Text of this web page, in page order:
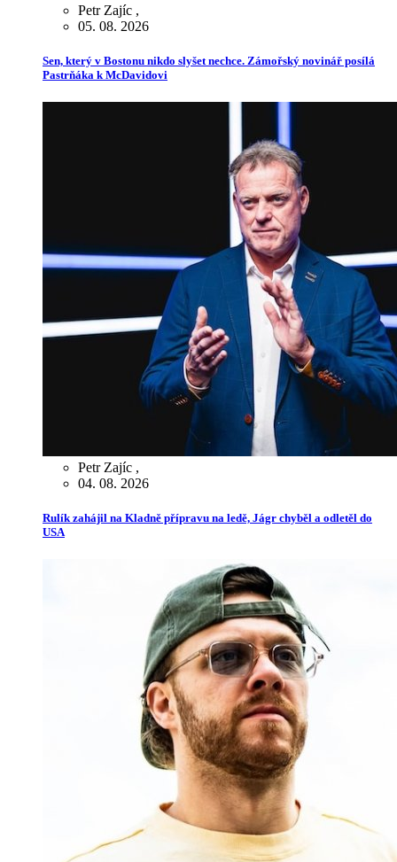
Petr Zajíc ,
05. 08. 2026
Sen, který v Bostonu nikdo slyšet nechce. Zámořský novinář posílá
Pastrňáka k McDavidovi
Petr Zajíc ,
04. 08. 2026
Rulík zahájil na Kladně přípravu na ledě, Jágr chyběl a odletěl do
USA